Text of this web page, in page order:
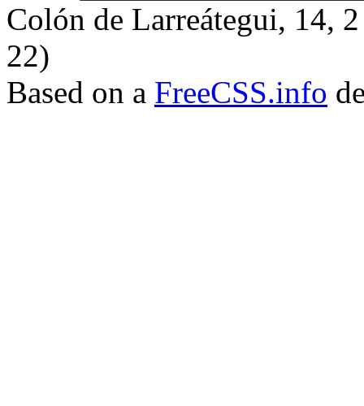
Colón de Larreátegui, 14,
22)
Based on a FreeCSS.info